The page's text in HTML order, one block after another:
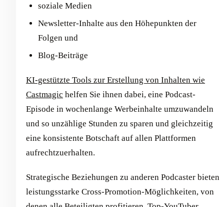
soziale Medien
Newsletter-Inhalte aus den Höhepunkten der
Folgen und
Blog-Beiträge
KI-gestützte Tools zur Erstellung von Inhalten wie
Castmagic helfen Sie ihnen dabei, eine Podcast-
Episode in wochenlange Werbeinhalte umzuwandeln
und so unzählige Stunden zu sparen und gleichzeitig
eine konsistente Botschaft auf allen Plattformen
aufrechtzuerhalten.
Strategische Beziehungen zu anderen Podcaster bieten
leistungsstarke Cross-Promotion-Möglichkeiten, von